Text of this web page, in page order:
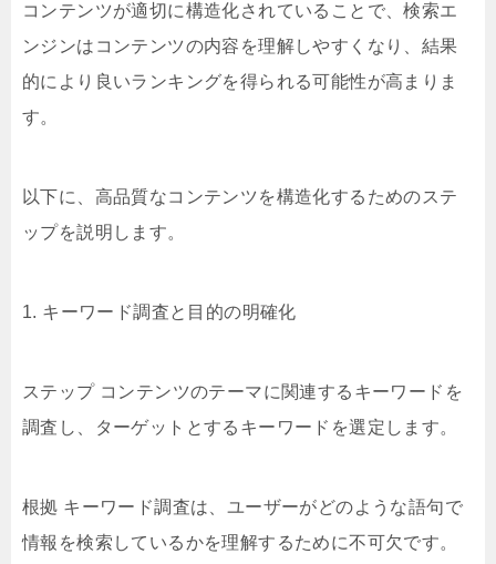
コンテンツが適切に構造化されていることで、検索エ
ンジンはコンテンツの内容を理解しやすくなり、結果
的により良いランキングを得られる可能性が高まりま
す。
以下に、高品質なコンテンツを構造化するためのステ
ップを説明します。
1. キーワード調査と目的の明確化
ステップ コンテンツのテーマに関連するキーワードを
調査し、ターゲットとするキーワードを選定します。
根拠 キーワード調査は、ユーザーがどのような語句で
情報を検索しているかを理解するために不可欠です。